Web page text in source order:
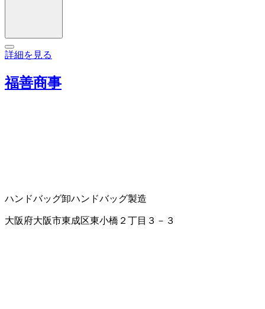
詳細を見る
福善商事
ハンドバッグ卸ハンドバッグ製造
大阪府大阪市東成区東小橋２丁目３－３